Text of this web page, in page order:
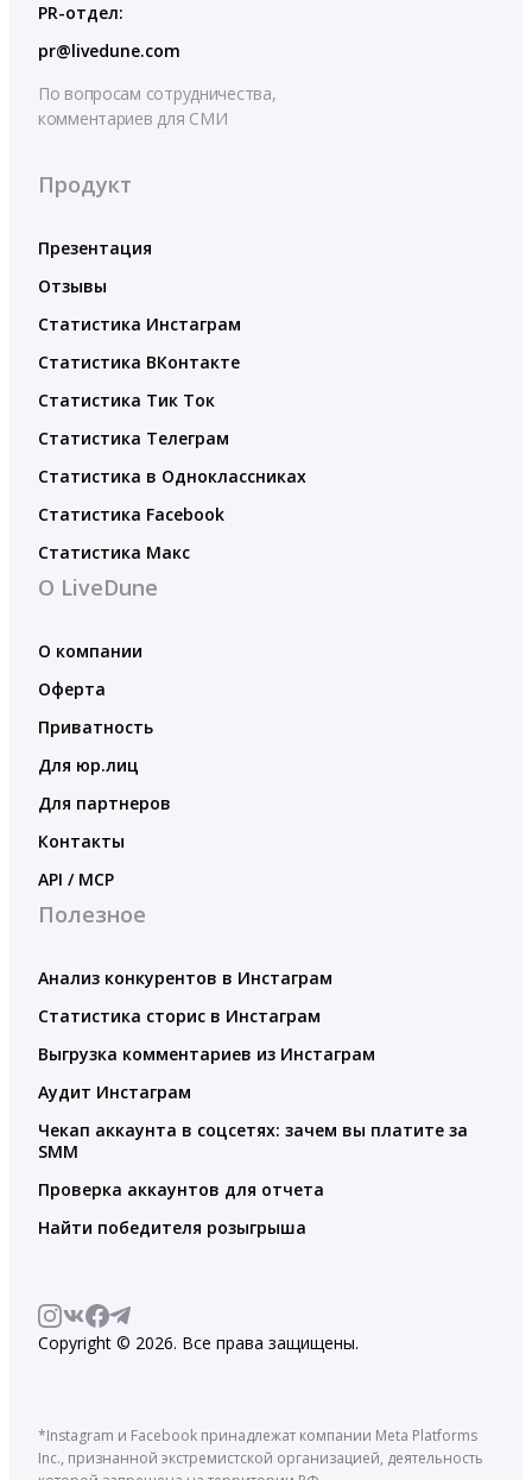
PR-отдел:
pr@livedune.com
По вопросам сотрудничества,
комментариев для СМИ
Продукт
Презентация
Отзывы
Статистика Инстаграм
Статистика ВКонтакте
Статистика Тик Ток
Статистика Телеграм
Статистика в Одноклассниках
Статистика Facebook
Статистика Макс
О LiveDune
О компании
Оферта
Приватность
Для юр.лиц
Для партнеров
Контакты
API / MCP
Полезное
Анализ конкурентов в Инстаграм
Статистика сторис в Инстаграм
Выгрузка комментариев из Инстаграм
Аудит Инстаграм
Чекап аккаунта в соцсетях: зачем вы платите за
SMM
Проверка аккаунтов для отчета
Найти победителя розыгрыша
Copyright © 2026. Все права защищены.
*Instagram и Facebook принадлежат компании Meta Platforms
Inc., признанной экстремистской организацией, деятельность